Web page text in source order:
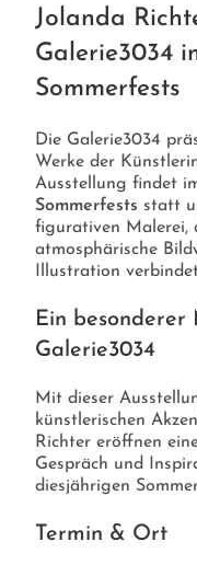
Jolanda
Galerie3034
Sommerfests
Die Galerie3034
Werke der
Ausstellung findet
Sommerfests statt
figurativen Malerei,
atmosphärische
Illustration
Ein
Galerie3034
Mit dieser
künstlerischen
Richter eröffnen
Gespräch und
diesjährigen
Termin & Ort